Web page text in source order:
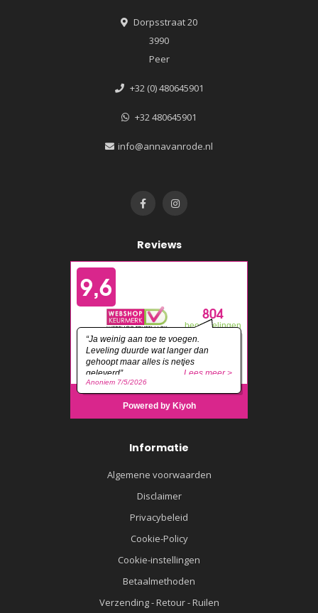
Dorpsstraat 20
3990
Peer
+32 (0) 480645901
+32 480645901
info@annavanrode.nl
Reviews
Informatie
Algemene voorwaarden
Disclaimer
Privacybeleid
Cookie-Policy
Cookie-instellingen
Betaalmethoden
Verzending - Retour - Ruilen